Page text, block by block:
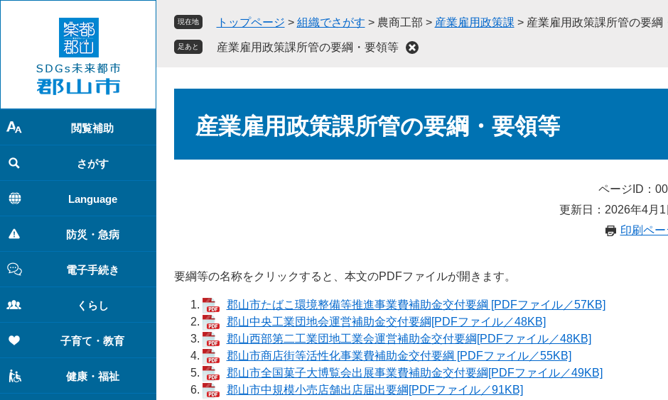
で
す
。
ば
し
て
本
文
へ
閲覧補助
さがす
Language
防災・急病
電子手続き
くらし
子育て・教育
健康・福祉
現在地 トップページ > 組織でさがす > 農商工部 > 産業雇用政策課 > 産業雇用政策課所管の要綱
足あと 産業雇用政策課所管の要綱・要領等
産業雇用政策課所管の要綱・要領等
ページID：
更新日：2026年4月
印刷ペ
要綱等の名称をクリックすると、本文のPDFファイルが開きます。
郡山市たばこ環境整備等推進事業費補助金交付要綱 [PDFファイル／57KB]
郡山中央工業団地会運営補助金交付要綱[PDFファイル／48KB]
郡山西部第二工業団地工業会運営補助金交付要綱[PDFファイル／48KB]
郡山市商店街等活性化事業費補助金交付要綱 [PDFファイル／55KB]
郡山市全国菓子大博覧会出展事業費補助金交付要綱[PDFファイル／49KB]
郡山市中規模小売店舗出店届出要綱[PDFファイル／91KB]